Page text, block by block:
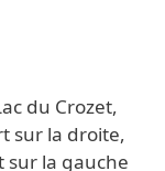
du Crozet,
sur la droite,
la gauche